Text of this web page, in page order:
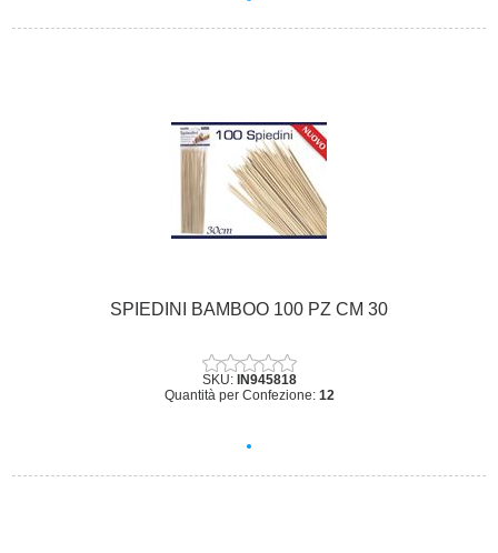
SPIEDINI BAMBOO 100 PZ CM 30
SKU: IN945818
Quantità per Confezione: 12